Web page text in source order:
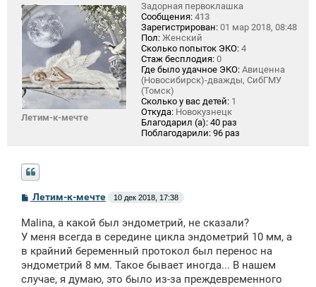
Летим-к-мечте
Задорная первоклашка
Сообщения: 413
Зарегистрирован: 01 мар 2018, 08:48
Пол: Женский
Сколько попыток ЭКО: 4
Стаж бесплодия: 0
Где было удачное ЭКО: Авиценна
(Новосибирск)-дважды, СибГМУ
(Томск)
Сколько у вас детей: 1
Откуда: Новокузнецк
Благодарил (а): 40 раз
Поблагодарили: 96 раз
С
б
щ
н
и
Летим-к-мечте 10 дек 2018, 17:38
Malina, а какой был эндометрий, не сказали?
У меня всегда в середине цикла эндометрий 10 мм, а
в крайний беременный протокол был перенос на
эндометрий 8 мм. Такое бывает иногда... В нашем
случае, я думаю, это было из-за преждевременного